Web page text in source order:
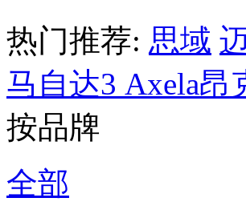
热门推荐: 思域
马自达3 Axela昂
按品牌
全部